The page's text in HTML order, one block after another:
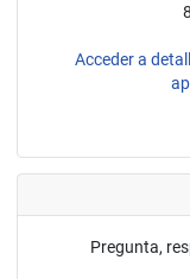
Acceder a
Pregunta,